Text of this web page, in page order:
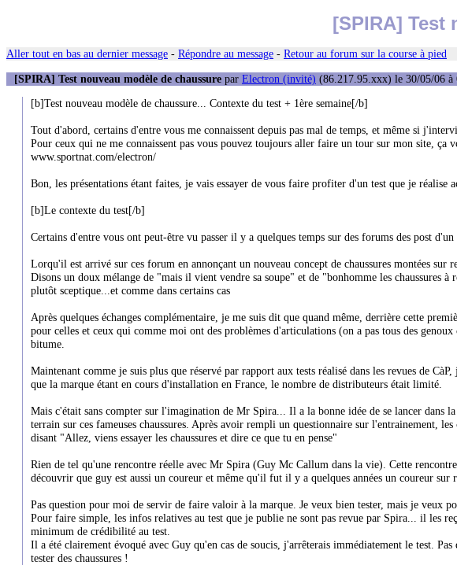
[SPIRA] Test
Aller tout en bas au dernier message - Répondre au message - Retour au forum sur la course à pied
[SPIRA] Test nouveau modèle de chaussure par Electron (invité) (86.217.95.xxx) le 30/05/06 à
[b]Test nouveau modèle de chaussure... Contexte du test + 1ère semaine[/b]
Tout d'abord, certains d'entre vous me connaissent depuis pas mal de temps, et même si
Pour ceux qui ne me connaissent pas vous pouvez toujours aller faire un tour sur mon site, ça
www.sportnat.com/electron/
Bon, les présentations étant faites, je vais essayer de vous faire profiter d'un test que je réalise
[b]Le contexte du test[/b]
Certains d'entre vous ont peut-être vu passer il y a quelques temps sur des forums des post
Lorqu'il est arrivé sur ces forum en annonçant un nouveau concept de chaussures montées
Disons un doux mélange de "mais il vient vendre sa soupe" et de "bonhomme les chaussures
plutôt sceptique...et comme dans certains cas
Après quelques échanges complémentaire, je me suis dit que quand même, derrière cette
pour celles et ceux qui comme moi ont des problèmes d'articulations (on a pas tous des
bitume.
Maintenant comme je suis plus que réservé par rapport aux tests réalisé dans les revues de
que la marque étant en cours d'installation en France, le nombre de distributeurs était limité.
Mais c'était sans compter sur l'imagination de Mr Spira... Il a la bonne idée de se lancer dans
terrain sur ces fameuses chaussures. Après avoir rempli un questionnaire sur l'entrainement,
disant "Allez, viens essayer les chaussures et dire ce que tu en pense"
Rien de tel qu'une rencontre réelle avec Mr Spira (Guy Mc Callum dans la vie). Cette
découvrir que guy est aussi un coureur et même qu'il fut il y a quelques années un coureur sur
Pas question pour moi de servir de faire valoir à la marque. Je veux bien tester, mais je veux
Pour faire simple, les infos relatives au test que je publie ne sont pas revue par Spira... il les
minimum de crédibilité au test.
Il a été clairement évoqué avec Guy qu'en cas de soucis, j'arrêterais immédiatement le test.
tester des chaussures !